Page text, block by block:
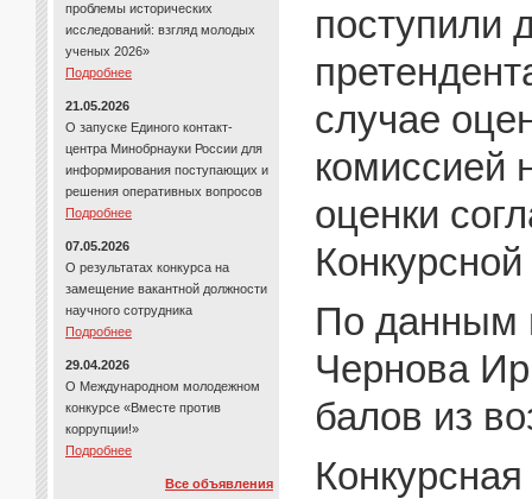
проблемы исторических
исследований: взгляд молодых
ученых 2026»
Подробнее
21.05.2026
О запуске Единого контакт-
центра Минобрнауки России для
информирования поступающих и
решения оперативных вопросов
Подробнее
07.05.2026
О результатах конкурса на
замещение вакантной должности
научного сотрудника
Подробнее
29.04.2026
О Международном молодежном
конкурсе «Вместе против
коррупции!»
Подробнее
Все объявления
поступили
случае
комиссией
оценки
По данным
Чернова
балов из